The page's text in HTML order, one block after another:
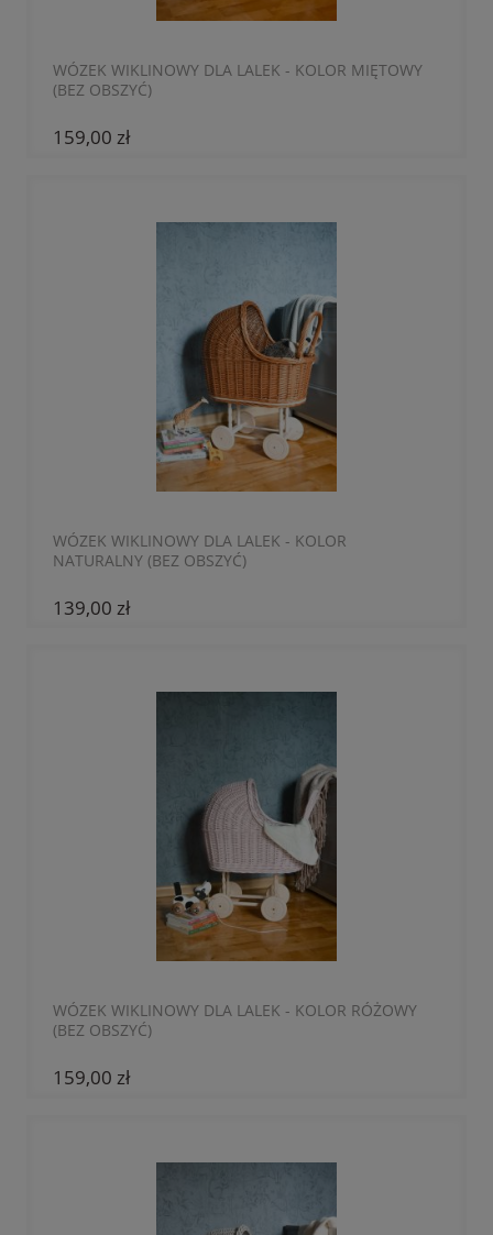
WÓZEK WIKLINOWY DLA LALEK - KOLOR MIĘTOWY
(BEZ OBSZYĆ)
159,00 zł
WÓZEK WIKLINOWY DLA LALEK - KOLOR
NATURALNY (BEZ OBSZYĆ)
139,00 zł
WÓZEK WIKLINOWY DLA LALEK - KOLOR RÓŻOWY
(BEZ OBSZYĆ)
159,00 zł